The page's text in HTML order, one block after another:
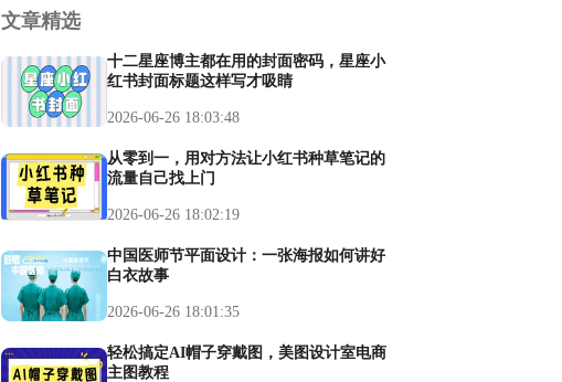
文章精选
十二星座博主都在用的封面密码，星座小
红书封面标题这样写才吸睛
2026-06-26 18:03:48
从零到一，用对方法让小红书种草笔记的
流量自己找上门
2026-06-26 18:02:19
中国医师节平面设计：一张海报如何讲好
白衣故事
2026-06-26 18:01:35
轻松搞定AI帽子穿戴图，美图设计室电商
主图教程